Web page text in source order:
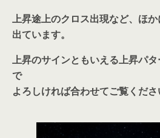
上昇途上のクロス出現など、ほ
出ています。
上昇のサインともいえる上昇パ
で
よろしければ合わせてご覧くださ